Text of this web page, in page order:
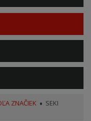
ZNAČIEK
SEKI